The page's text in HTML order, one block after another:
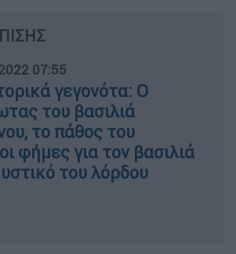
07:55
γεγονότα: Ο
του βασιλιά
το πάθος του
φήμες για τον βασιλιά
του λόρδου